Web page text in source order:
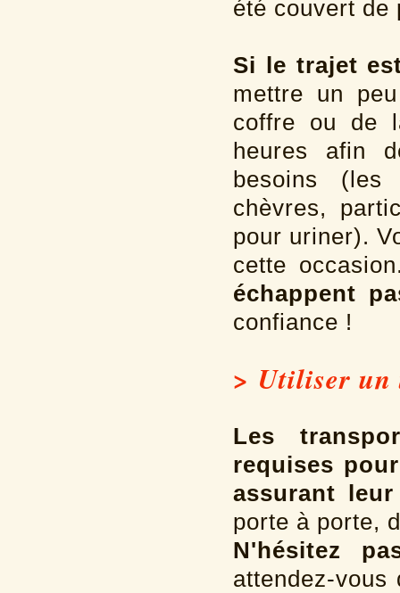
été couvert de
Si le trajet
mettre un
coffre ou de
heures afin
besoins (les
chèvres,
pour uriner).
cette
échappent
confiance !
> Utiliser un
Les
requises
assurant
porte à porte,
N'hésitez
attendez-